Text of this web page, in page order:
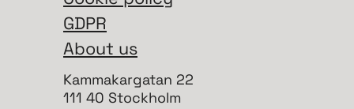
GDPR
About us
Kammakargatan 22
111 40 Stockholm